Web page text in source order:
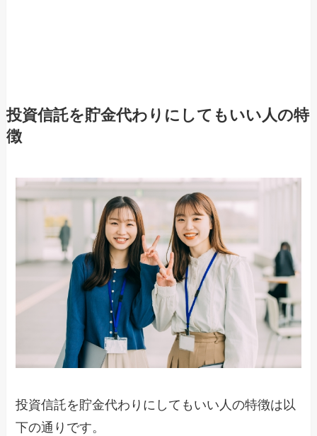
投資信託を貯金代わりにしてもいい人の特
徴
投資信託を貯金代わりにしてもいい人の特徴は以
下の通りです。